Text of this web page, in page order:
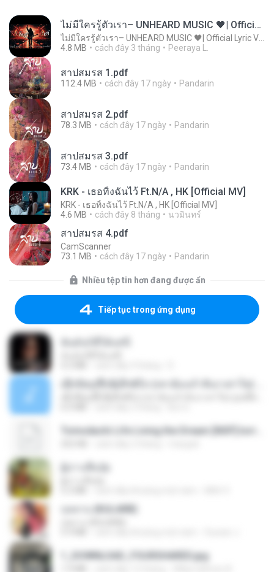
ไม่มีใครรู้ตัวเรา– UNHEARD MUSIC 🖤| Official Lyric Video | เพลงสู้ชีวิต
4.8 MB
cách đây 3 tháng Peeraya L.
สาปสมรส 1.pdf
112.4 MB cách đây 17 ngày Pandarin
สาปสมรส 2.pdf
78.3 MB cách đây 17 ngày Pandarin
สาปสมรส 3.pdf
73.4 MB cách đây 17 ngày Pandarin
KRK - เธอทิ้งฉันไว้ Ft.N/A , HK [Official MV]
KRK - เธอทิ้งฉันไว้ Ft.N/A , HK [Official MV]
4.6 MB
cách đây 8 tháng นวมินทร์
สาปสมรส 4.pdf
CamScanner
73.1 MB
cách đây 17 ngày Pandarin
Nhiều tệp tin hơn đang được ẩn
Tiếp tục trong ứng dụng
กุหลาบ (KULARB)
1_DOWNLOAD_FOURSHARED.jpg